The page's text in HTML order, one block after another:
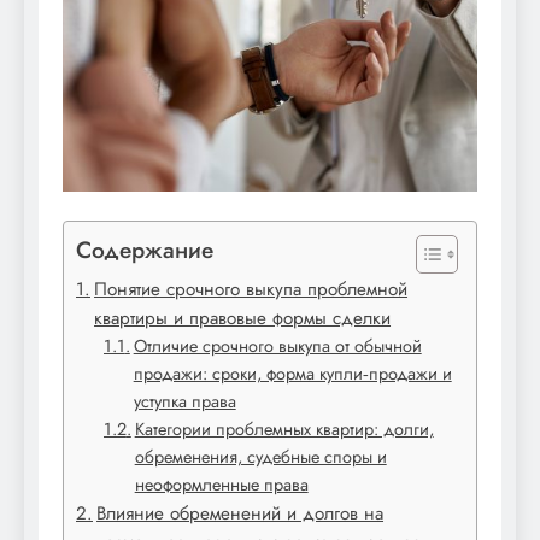
Содержание
Понятие срочного выкупа проблемной
квартиры и правовые формы сделки
Отличие срочного выкупа от обычной
продажи: сроки, форма купли‑продажи и
уступка права
Категории проблемных квартир: долги,
обременения, судебные споры и
неоформленные права
Влияние обременений и долгов на